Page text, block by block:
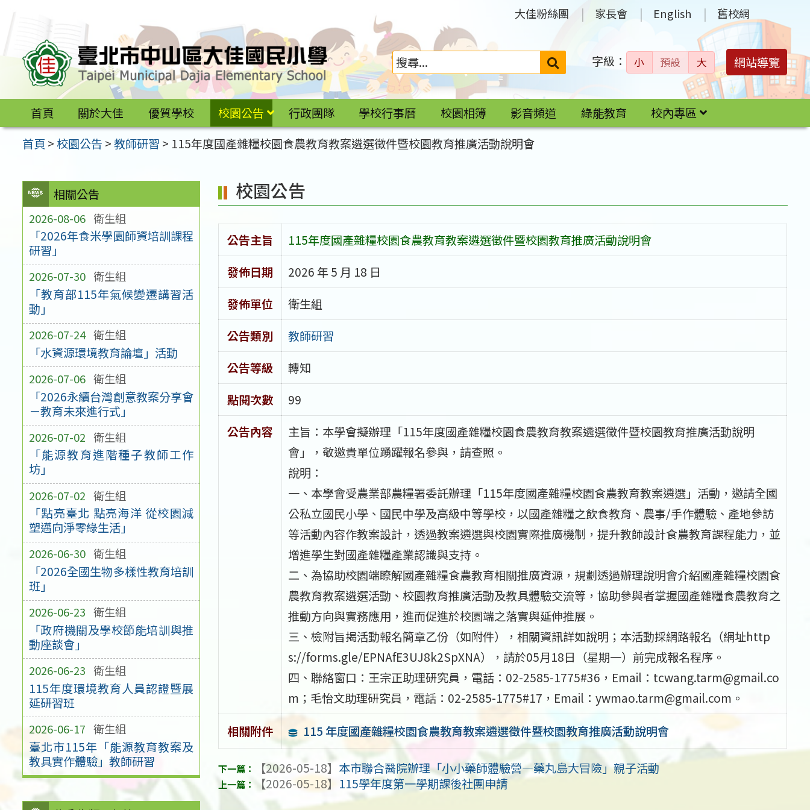
區
大佳粉絲團 家長會 English 舊校網
搜
字級： 小 預設 大 網站導覽
首頁 關於大佳 優質學校 校園公告 行政團隊 學校行事曆 校園相簿 影音頻道 綠能教育
校內專區
首頁 >校園公告 >教師研習 > 115年度國產雜糧校園食農教育教案遴選徵件暨校園教育推廣活動說明會
相關公告
2026-08-06 衛生組
「2026年食米學園師資培訓課程
研習」
2026-07-30 衛生組
「教育部115年氣候變遷講習活
動」
2026-07-24 衛生組
「水資源環境教育論壇」活動
2026-07-06 衛生組
「2026永續台灣創意教案分享會
－教育未來進行式」
2026-07-02 衛生組
「能源教育進階種子教師工作
坊」
2026-07-02 衛生組
「點亮臺北 點亮海洋 從校園減
塑邁向淨零綠生活」
2026-06-30 衛生組
「2026全國生物多樣性教育培訓
班」
2026-06-23 衛生組
「政府機關及學校節能培訓與推
動座談會」
2026-06-23 衛生組
115年度環境教育人員認證暨展
延研習班
2026-06-17 衛生組
臺北市115年「能源教育教案及
教具實作體驗」教師研習
校園公告
公告主旨
115年度國產雜糧校園食農教育教案遴選徵件暨校園教育推廣活動說明會
發佈日期
2026 年 5 月 18 日
發佈單位
衛生組
公告類別
教師研習
公告等級
轉知
點閱次數
99
公告內容
主旨：本學會擬辦理「115年度國產雜糧校園食農教育教案遴選徵件暨校園教育推廣活動說明
會」，敬邀貴單位踴躍報名參與，請查照。
說明：
一、本學會受農業部農糧署委託辦理「115年度國產雜糧校園食農教育教案遴選」活動，邀請全國
公私立國民小學、國民中學及高級中等學校，以國產雜糧之飲食教育、農事/手作體驗、產地參訪
等活動內容作教案設計，透過教案遴選與校園實際推廣機制，提升教師設計食農教育課程能力，並
增進學生對國產雜糧產業認識與支持。
二、為協助校園端瞭解國產雜糧食農教育相關推廣資源，規劃透過辦理說明會介紹國產雜糧校園食
農教育教案遴選活動、校園教育推廣活動及教具體驗交流等，協助參與者掌握國產雜糧食農教育之
推動方向與實務應用，進而促進於校園端之落實與延伸推展。
三、檢附旨揭活動報名簡章乙份（如附件），相關資訊詳如說明；本活動採網路報名（網址http
s://forms.gle/EPNAfE3UJ8k2SpXNA），請於05月18日（星期一）前完成報名程序。
四、聯絡窗口：王宗正助理研究員，電話：02-2585-1775#36，Email：tcwang.tarm@gmail.co
m；毛怡文助理研究員，電話：02-2585-1775#17，Email：ywmao.tarm@gmail.com。
相關附件
115 年度國產雜糧校園食農教育教案遴選徵件暨校園教育推廣活動說明會
【2026-05-18】 本市聯合醫院辦理「小小藥師體驗營—藥丸島大冒險」親子活動
【2026-05-18】 115學年度第一學期課後社團申請